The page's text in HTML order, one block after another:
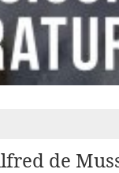
de